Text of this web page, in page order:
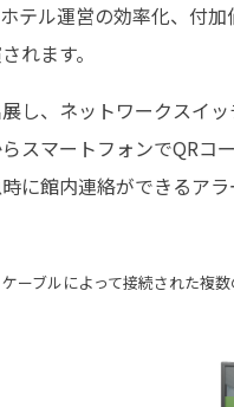
テル運営の効率化、付
れます。
し、ネットワークスイ
スマートフォンでQRコ
に館内連絡ができるア
ブルによって接続された複数